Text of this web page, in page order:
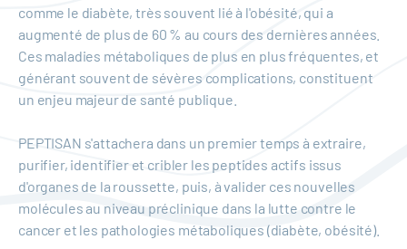
comme le diabète, très souvent lié à l'obésité, qui a
augmenté de plus de 60 % au cours des dernières années.
Ces maladies métaboliques de plus en plus fréquentes, et
générant souvent de sévères complications, constituent
un enjeu majeur de santé publique.
PEPTISAN s'attachera dans un premier temps à extraire,
purifier, identifier et cribler les peptides actifs issus
d'organes de la roussette, puis, à valider ces nouvelles
molécules au niveau préclinique dans la lutte contre le
cancer et les pathologies métaboliques (diabète, obésité).